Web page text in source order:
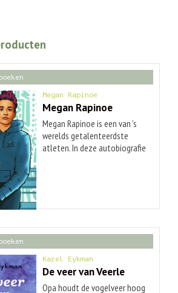
Megan Rapinoe
Megan Rapinoe
Megan Rapinoe is een van 's
werelds getalenteerdste
atleten. In deze autobiografie
waar ze leerde voetballen,
lesbische vrouw. Van
voetbalveld tijdens het
volkslied om te protesteren
Karel Eykman
De veer van Veerle
Opa houdt de vogelveer hoog